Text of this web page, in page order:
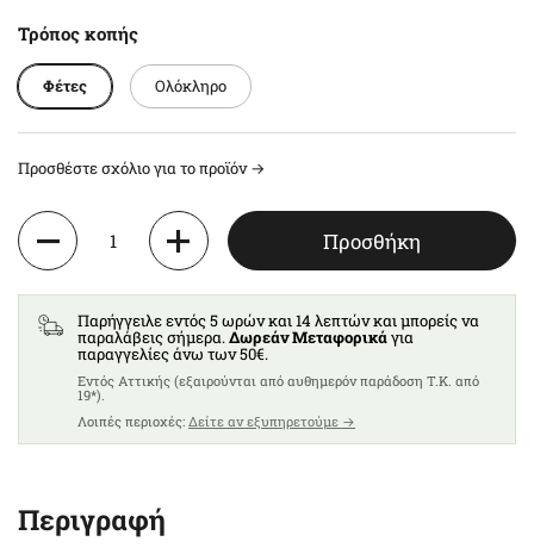
Τρόπος κοπής
Φέτες Ολόκληρο
Προσθέστε σχόλιο για το προϊόν →
Ποσότητα
Προσθήκη
Παρήγγειλε εντός 5 ωρών και 14 λεπτών και μπορείς να
παραλάβεις σήμερα.Δωρεάν Μεταφορικάγια
παραγγελίες άνω των 50€.
Eντός Αττικής (εξαιρούνται από αυθημερόν παράδοση T.K. από
19*).
Λοιπές περιοχές: Δείτε αν εξυπηρετούμε →
Περιγραφή